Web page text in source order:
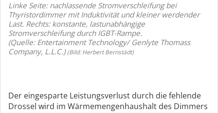
Linke Seite: nachlassende Stromverschleifung bei
Thyristordimmer mit Induktivität und kleiner werdender
Last. Rechts: konstante, lastunabhängige
Stromverschleifung durch IGBT-Rampe.
(Quelle: Entertainment Technology/ Genlyte Thomass
Company, L.L.C.) (Bild: Herbert Bernstädt)
Der eingesparte Leistungsverlust durch die fehlende
Drossel wird im Wärmemengenhaushalt des Dimmers